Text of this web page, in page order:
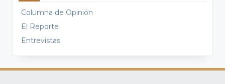
Columna de Opinión
El Reporte
Entrevistas